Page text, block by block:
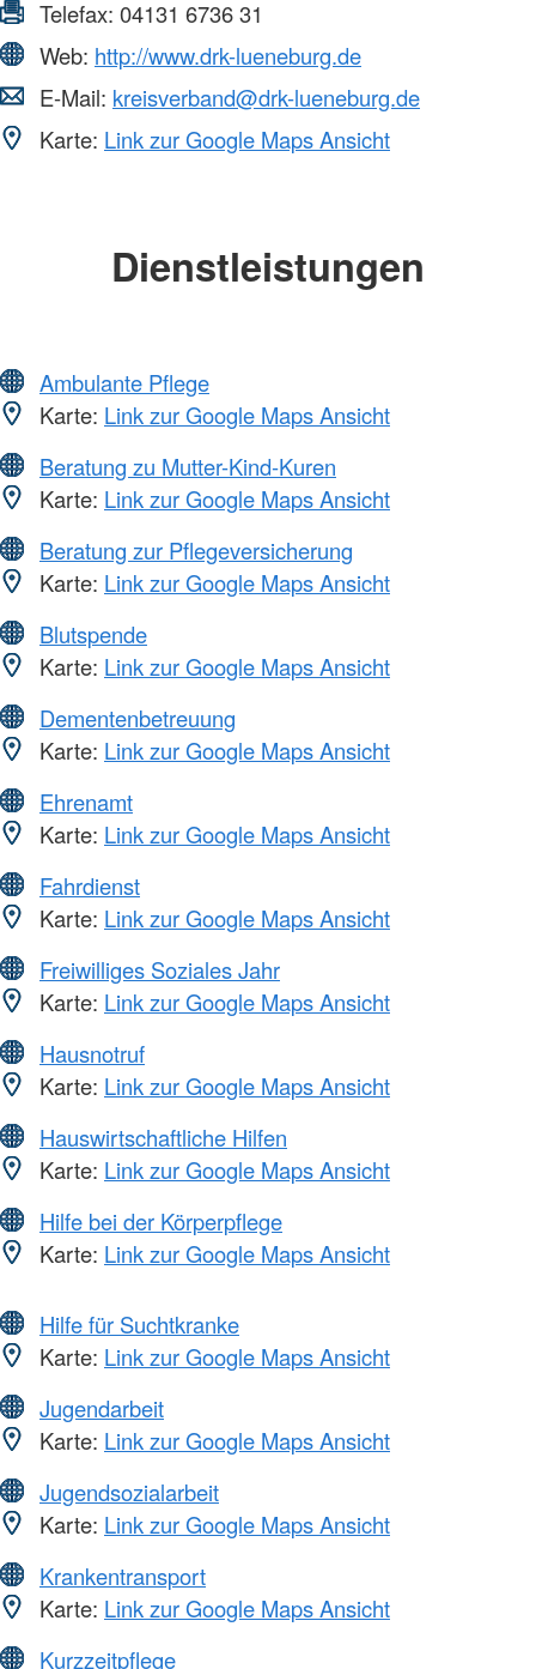
Telefax: 04131 6736 31
Web: http://www.drk-lueneburg.de
E-Mail: kreisverband@drk-lueneburg.de
Karte: Link zur Google Maps Ansicht
Dienstleistungen
Ambulante Pflege
Karte: Link zur Google Maps Ansicht
Beratung zu Mutter-Kind-Kuren
Karte: Link zur Google Maps Ansicht
Beratung zur Pflegeversicherung
Karte: Link zur Google Maps Ansicht
Blutspende
Karte: Link zur Google Maps Ansicht
Dementenbetreuung
Karte: Link zur Google Maps Ansicht
Ehrenamt
Karte: Link zur Google Maps Ansicht
Fahrdienst
Karte: Link zur Google Maps Ansicht
Freiwilliges Soziales Jahr
Karte: Link zur Google Maps Ansicht
Hausnotruf
Karte: Link zur Google Maps Ansicht
Hauswirtschaftliche Hilfen
Karte: Link zur Google Maps Ansicht
Hilfe bei der Körperpflege
Karte: Link zur Google Maps Ansicht
Hilfe für Suchtkranke
Karte: Link zur Google Maps Ansicht
Jugendarbeit
Karte: Link zur Google Maps Ansicht
Jugendsozialarbeit
Karte: Link zur Google Maps Ansicht
Krankentransport
Karte: Link zur Google Maps Ansicht
Kurzzeitpflege